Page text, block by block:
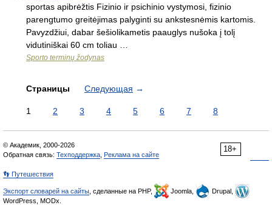
sportas apibrėžtis Fizinio ir psichinio vystymosi, fizinio
parengtumo greitėjimas palyginti su ankstesnėmis kartomis.
Pavyzdžiui, dabar šešiolikametis paauglys nušoka į tolį
vidutiniškai 60 cm toliau …
Sporto terminų žodynas
Страницы Следующая →
1 2 3 4 5 6 7 8
18+
© Академик, 2000-2026
Обратная связь: Техподдержка Реклама на сайте
👣 Путешествия
Экспорт словарей на сайты , сделанные на PHP, Joomla,
Drupal,
WordPress, MODx.